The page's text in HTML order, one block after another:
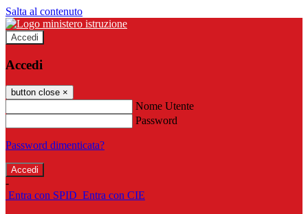
Salta al contenuto
Accedi
Accedi
button close ×
Nome Utente
Password
Password dimenticata?
-
Entra con SPID Entra con CIE